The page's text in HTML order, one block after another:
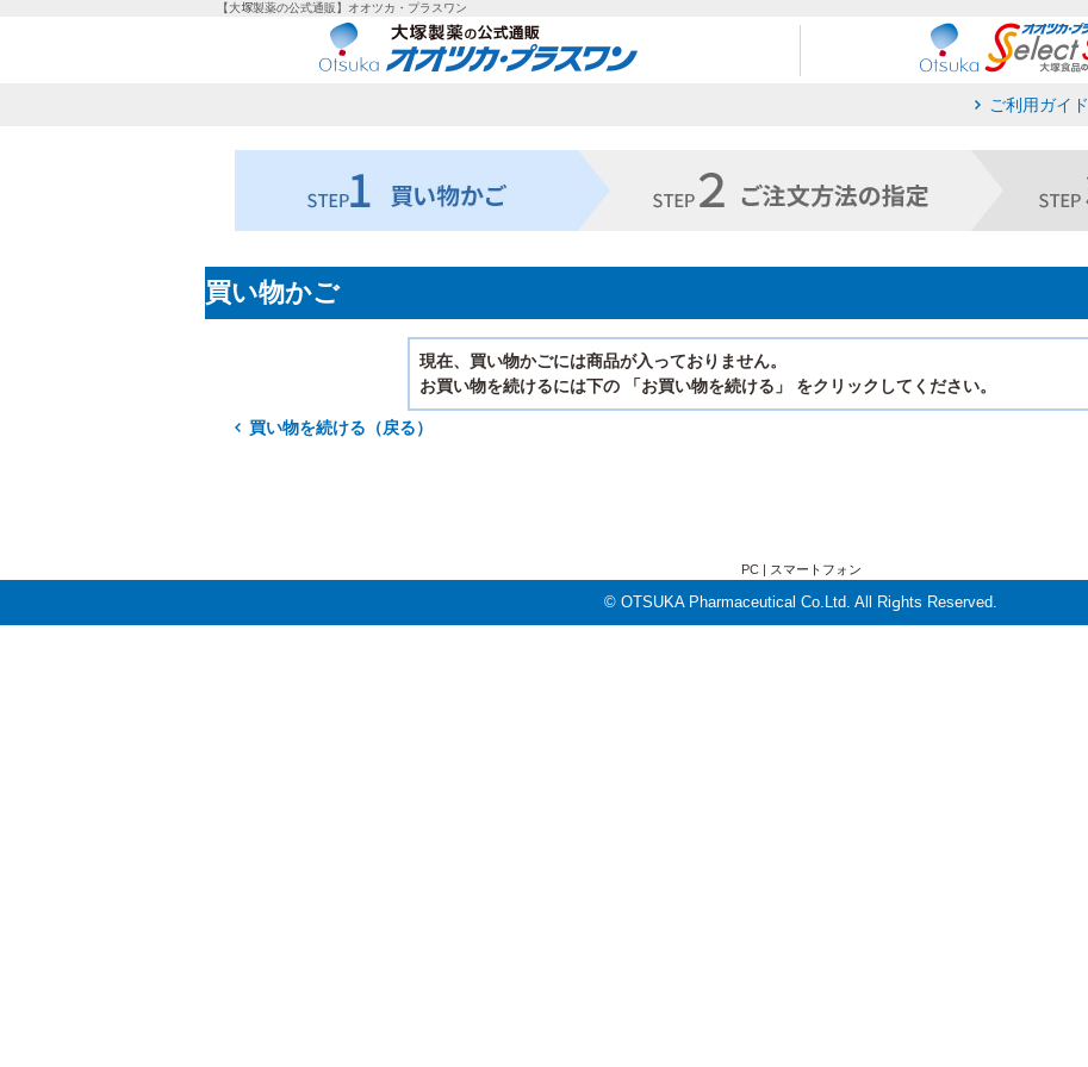
【大塚製薬の公式通販】オオツカ・プラスワン
ご利用ガイド
買い物かご
現在、買い物かごには商品が入っておりません。
お買い物を続けるには下の 「お買い物を続ける」 をクリックしてください。
買い物を続ける（戻る）
PC | スマートフォン
© OTSUKA Pharmaceutical Co.Ltd. All Rights Reserved.